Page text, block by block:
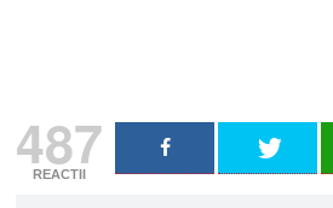
487
REACTII